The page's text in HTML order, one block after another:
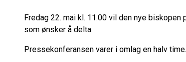
Fredag 22. mai kl. 11.00 vil den nye
som ønsker å delta.
Pressekonferansen varer i omlag en halv time.